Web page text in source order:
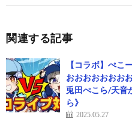
関連する記事
【コラボ】ぺこ
おおおおおおお
兎田ぺこら/天音
ら》
2025.05.27